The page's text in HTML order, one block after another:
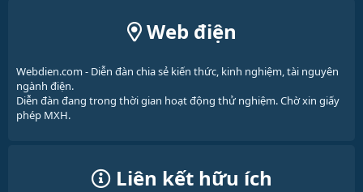
Web điện
Webdien.com - Diễn đàn chia sẻ kiến thức, kinh nghiệm, tài nguyên
ngành điện.
Diễn đàn đang trong thời gian hoạt động thử nghiệm. Chờ xin giấy
phép MXH.
Liên kết hữu ích